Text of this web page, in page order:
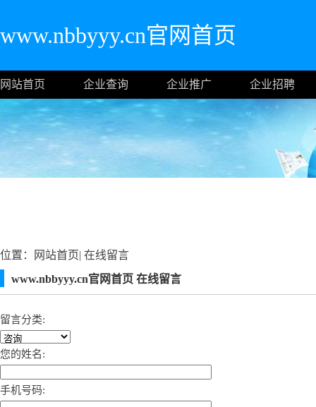
www.nbbyyy.cn官网首页
网站首页 企业查询 企业推广 企业招聘
位置： 网站首页| 在线留言
www.nbbyyy.cn官网首页 在线留言
留言分类:
您的姓名:
手机号码: